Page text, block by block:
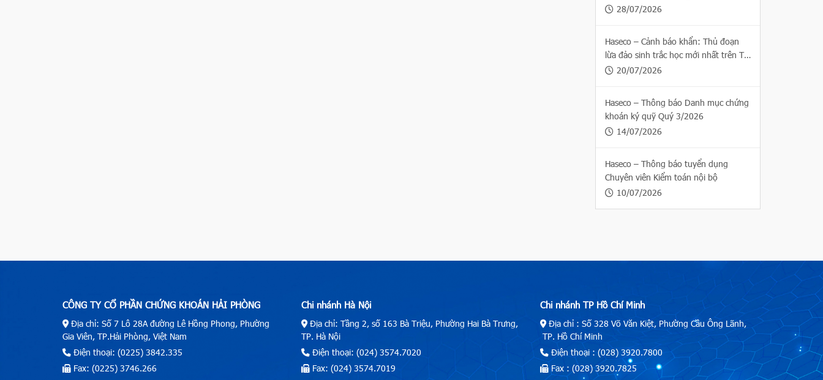
28/07/2026
Haseco – Cảnh báo khẩn: Thủ đoạn
lừa đảo sinh trắc học mới nhất trên Thị
trường chứng khoán
20/07/2026
Haseco – Thông báo Danh mục chứng
khoán ký quỹ Quý 3/2026
14/07/2026
Haseco – Thông báo tuyển dụng
Chuyên viên Kiểm toán nội bộ
10/07/2026
CÔNG TY CỔ PHẦN CHỨNG KHOÁN HẢI PHÒNG
Địa chỉ: Số 7 Lô 28A đường Lê Hồng Phong, Phường
Gia Viên, TP.Hải Phòng, Việt Nam
Điện thoại: (0225) 3842.335
Fax: (0225) 3746.266
Chi nhánh Hà Nội
Địa chỉ: Tầng 2, số 163 Bà Triệu, Phường Hai Bà Trưng,
TP. Hà Nội
Điện thoại: (024) 3574.7020
Fax: (024) 3574.7019
Chi nhánh TP Hồ Chí Minh
Địa chỉ : Số 328 Võ Văn Kiệt, Phường Cầu Ông Lãnh,
TP. Hồ Chí Minh
Điện thoại : (028) 3920.7800
Fax : (028) 3920.7825